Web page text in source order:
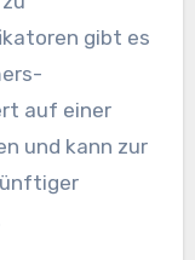
gibt es
auf einer
und kann zur